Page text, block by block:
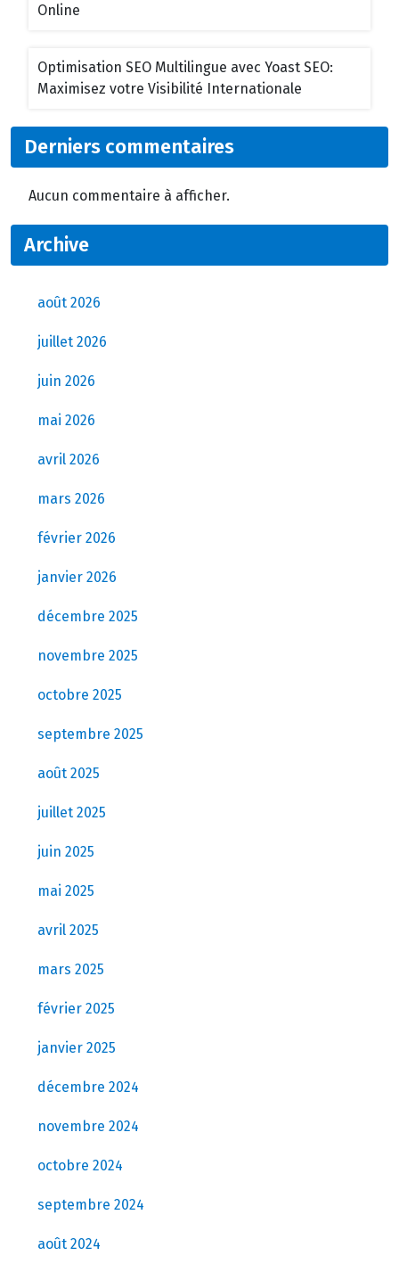
Online
Optimisation SEO Multilingue avec Yoast SEO:
Maximisez votre Visibilité Internationale
Derniers commentaires
Aucun commentaire à afficher.
Archive
août 2026
juillet 2026
juin 2026
mai 2026
avril 2026
mars 2026
février 2026
janvier 2026
décembre 2025
novembre 2025
octobre 2025
septembre 2025
août 2025
juillet 2025
juin 2025
mai 2025
avril 2025
mars 2025
février 2025
janvier 2025
décembre 2024
novembre 2024
octobre 2024
septembre 2024
août 2024